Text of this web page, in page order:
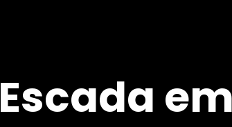
Escada